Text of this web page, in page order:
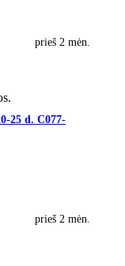
prieš 2 mėn.
25 d. C077-
prieš 2 mėn.